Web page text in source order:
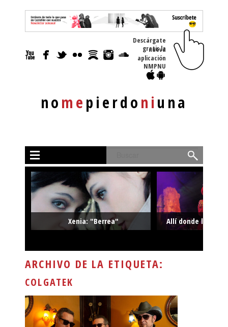
nomepierdoniuna
Descárgate
gratis la nueva
aplicación
NMPNU
Xenia: "Berrea" Allí donde la
ARCHIVO DE LA ETIQUETA:
COLGATEK